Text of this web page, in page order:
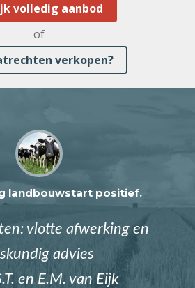
volledig aanbod
of
verkopen?
landbouwstart positief.
vlotte afwerking en
advies
en E.M. van Eijk